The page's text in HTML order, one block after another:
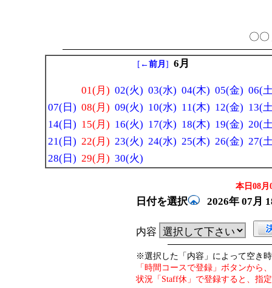
〇
[ ←前月 ] 6月
01(月) 02(火) 03(水) 04(木) 05(金) 06(
07(日) 08(月) 09(火) 10(水) 11(木) 12(金) 13(
14(日) 15(月) 16(火) 17(水) 18(木) 19(金) 20(
21(日) 22(月) 23(火) 24(水) 25(木) 26(金) 27(
28(日) 29(月) 30(火)
本日08月
日付を選択 2026年 07月
内容
※選択した「内容」によって空き
「時間コースで登録」ボタンから
状況「Staff休」で登録すると、指